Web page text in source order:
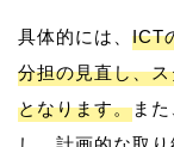
具体的には、 ICT
分担の見直し、
となります。ま